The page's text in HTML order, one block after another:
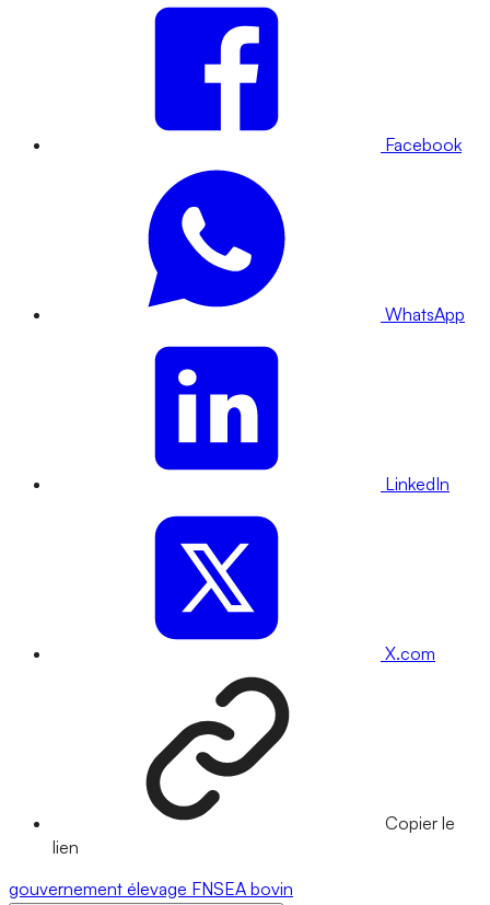
Facebook
WhatsApp
LinkedIn
X.com
Copier le
lien
gouvernement élevage FNSEA bovin